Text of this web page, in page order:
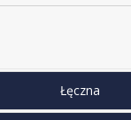
Łęczna